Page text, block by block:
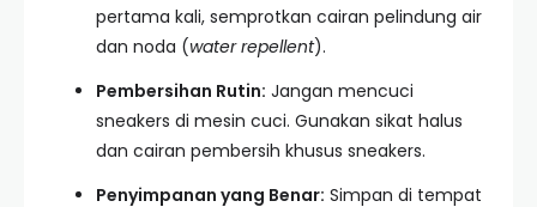
pertama kali, semprotkan cairan pelindung air
dan noda (water repellent).
Pembersihan Rutin: Jangan mencuci
sneakers di mesin cuci. Gunakan sikat halus
dan cairan pembersih khusus sneakers.
Penyimpanan yang Benar: Simpan di tempat